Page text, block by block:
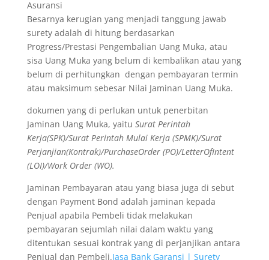
Asuransi
Besarnya kerugian yang menjadi tanggung jawab
surety adalah di hitung berdasarkan
Progress/Prestasi Pengembalian Uang Muka, atau
sisa Uang Muka yang belum di kembalikan atau yang
belum di perhitungkan dengan pembayaran termin
atau maksimum sebesar Nilai Jaminan Uang Muka.
dokumen yang di perlukan untuk penerbitan
Jaminan Uang Muka, yaitu Surat Perintah
Kerja(SPK)/Surat Perintah Mulai Kerja (SPMK)/Surat
Perjanjian(Kontrak)/PurchaseOrder (PO)/LetterOfIntent
(LOI)/Work Order (WO).
Jaminan Pembayaran atau yang biasa juga di sebut
dengan Payment Bond adalah jaminan kepada
Penjual apabila Pembeli tidak melakukan
pembayaran sejumlah nilai dalam waktu yang
ditentukan sesuai kontrak yang di perjanjikan antara
Penjual dan Pembeli.Jasa Bank Garansi | Surety